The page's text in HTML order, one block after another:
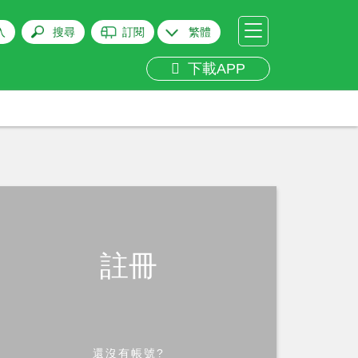
搜尋 訂閱 繁體
下載APP
註冊
還沒有帳號?